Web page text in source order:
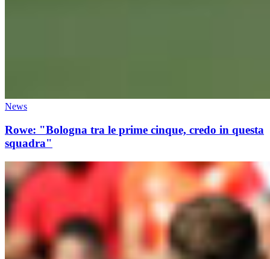
News
Rowe: "Bologna tra le prime cinque, credo in questa
squadra"